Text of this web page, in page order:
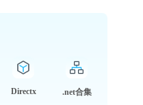
Directx .net合集